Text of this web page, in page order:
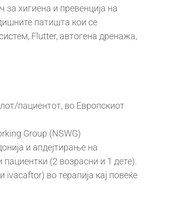
хигиена и превенција на
патишта кои се
Flutter, автогена дренажа,
пациентот, во Европскиот
Group (NSWG)
и апдејтирање на
(2 возрасни и 1 дете).
во терапија кај повеќе